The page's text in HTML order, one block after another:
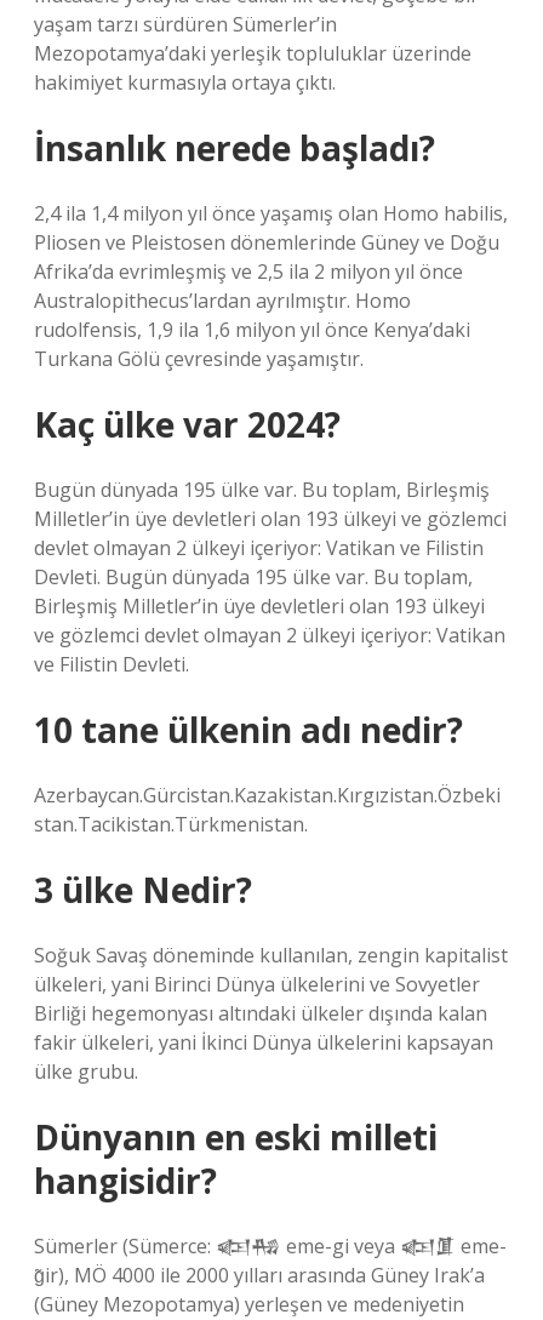
yaşam tarzı sürdüren Sümerler’in
Mezopotamya’daki yerleşik topluluklar üzerinde
hakimiyet kurmasıyla ortaya çıktı.
İnsanlık nerede başladı?
2,4 ila 1,4 milyon yıl önce yaşamış olan Homo habilis,
Pliosen ve Pleistosen dönemlerinde Güney ve Doğu
Afrika’da evrimleşmiş ve 2,5 ila 2 milyon yıl önce
Australopithecus’lardan ayrılmıştır. Homo
rudolfensis, 1,9 ila 1,6 milyon yıl önce Kenya’daki
Turkana Gölü çevresinde yaşamıştır.
Kaç ülke var 2024?
Bugün dünyada 195 ülke var. Bu toplam, Birleşmiş
Milletler’in üye devletleri olan 193 ülkeyi ve gözlemci
devlet olmayan 2 ülkeyi içeriyor: Vatikan ve Filistin
Devleti. Bugün dünyada 195 ülke var. Bu toplam,
Birleşmiş Milletler’in üye devletleri olan 193 ülkeyi
ve gözlemci devlet olmayan 2 ülkeyi içeriyor: Vatikan
ve Filistin Devleti.
10 tane ülkenin adı nedir?
Azerbaycan.Gürcistan.Kazakistan.Kırgızistan.Özbeki
stan.Tacikistan.Türkmenistan.
3 ülke Nedir?
Soğuk Savaş döneminde kullanılan, zengin kapitalist
ülkeleri, yani Birinci Dünya ülkelerini ve Sovyetler
Birliği hegemonyası altındaki ülkeler dışında kalan
fakir ülkeleri, yani İkinci Dünya ülkelerini kapsayan
ülke grubu.
Dünyanın en eski milleti
hangisidir?
Sümerler (Sümerce: 𒅴𒄀 eme-gi veya 𒅴𒂠 eme-
g̃ir), MÖ 4000 ile 2000 yılları arasında Güney Irak’a
(Güney Mezopotamya) yerleşen ve medeniyetin